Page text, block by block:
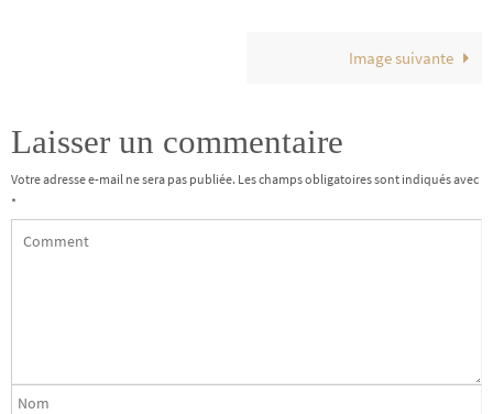
Image suivante
Laisser un commentaire
Votre adresse e-mail ne sera pas publiée. Les champs obligatoires sont indiqués avec
*